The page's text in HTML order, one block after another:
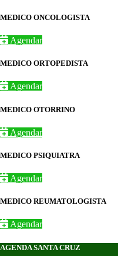
MEDICO ONCOLOGISTA
Agendar
MEDICO ORTOPEDISTA
Agendar
MEDICO OTORRINO
Agendar
MEDICO PSIQUIATRA
Agendar
MEDICO REUMATOLOGISTA
Agendar
AGENDA SANTA CRUZ